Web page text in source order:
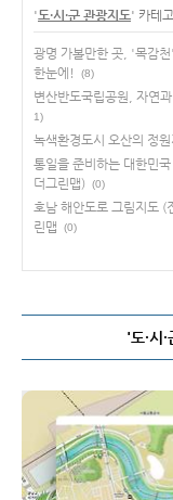
'도·시·군 관광지도' 카테
광명 가볼만한 곳, '목감
한눈에!
(8)
변산반도국립공원, 자연
1)
녹색환경도시 오산의 정
통일을 준비하는 대한민
더그린맵)
(0)
호남 해안도로 그림지도
린맵
(0)
'도·시